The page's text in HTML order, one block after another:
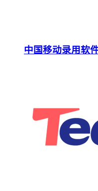
中国移动录用软